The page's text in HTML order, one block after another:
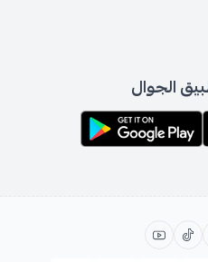
الجوال